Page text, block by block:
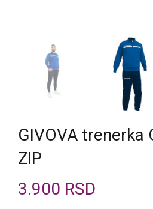
GIVOVA trenerka
ZIP
3.900 RSD